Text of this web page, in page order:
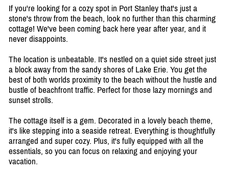
If you're looking for a cozy spot in Port Stanley that's just a
stone's throw from the beach, look no further than this charming
cottage! We've been coming back here year after year, and it
never disappoints.
The location is unbeatable. It's nestled on a quiet side street just
a block away from the sandy shores of Lake Erie. You get the
best of both worlds proximity to the beach without the hustle and
bustle of beachfront traffic. Perfect for those lazy mornings and
sunset strolls.
The cottage itself is a gem. Decorated in a lovely beach theme,
it's like stepping into a seaside retreat. Everything is thoughtfully
arranged and super cozy. Plus, it's fully equipped with all the
essentials, so you can focus on relaxing and enjoying your
vacation.